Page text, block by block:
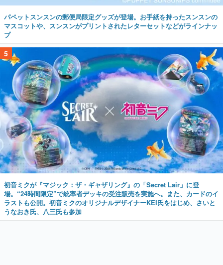
パペットスンスンの郵便局限定グッズが登場。お手紙を持ったスンスンの
マスコットや、スンスンがプリントされたレターセットなどがラインナッ
プ
5
初音ミクが『マジック：ザ・ギャザリング』の「Secret Lair」に登
場。“24時間限定”で統率者デッキの受注販売を実施へ。また、カードのイ
ラストも公開。初音ミクのオリジナルデザイナーKEI氏をはじめ、さいと
うなおき氏、八三氏も参加